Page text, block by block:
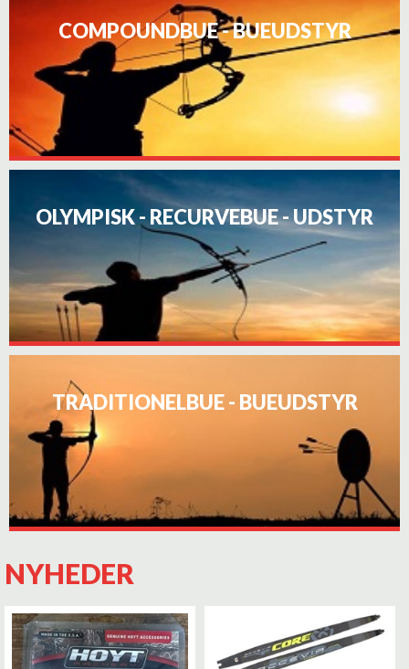
COMPOUNDBUE - BUEUDSTYR
OLYMPISK - RECURVEBUE - UDSTYR
TRADITIONELBUE - BUEUDSTYR
NYHEDER